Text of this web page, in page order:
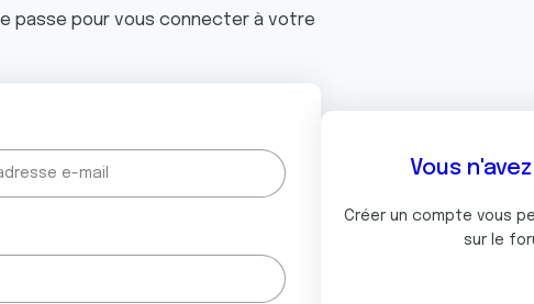
passe pour vous connecter à votre
Vous
Créer un compte vous
sur le